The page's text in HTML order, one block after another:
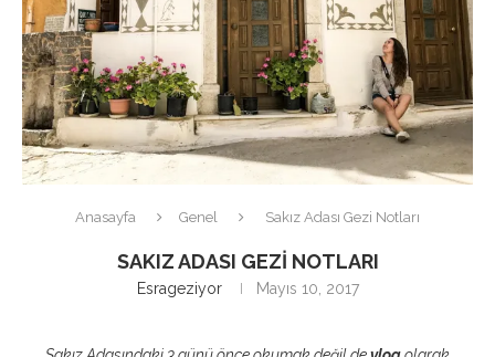
Anasayfa Genel Sakız Adası Gezi Notları
SAKIZ ADASI GEZI NOTLARI
Esrageziyor Mayıs 10, 2017